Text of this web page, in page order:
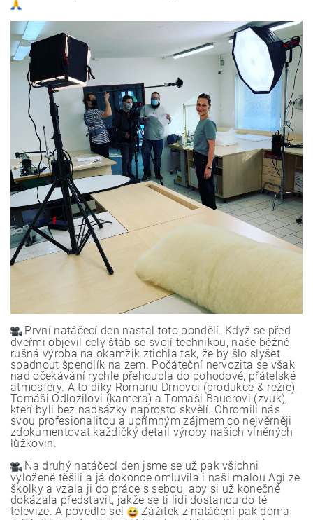
První natáčecí den nastal toto pondělí. Když se před
dveřmi objevil celý štáb se svojí technikou, naše běžně
rušná výroba na okamžik ztichla tak, že by šlo slyšet
spadnout špendlík na zem. Počáteční nervozita se však
nad očekávání rychle přehoupla do pohodové, přátelské
atmosféry. A to díky Romanu Drnovci (produkce & režie),
Tomáši Odložilovi (kamera) a Tomáši Bauerovi (zvuk),
kteří byli bez nadsázky naprosto skvělí. Ohromili nás
svou profesionalitou a upřímným zájmem co nejvěrněji
zdokumentovat každičký detail výroby našich vlněných
lůžkovin.
Na druhý natáčecí den jsme se už pak všichni
vyloženě těšili a já dokonce omluvila i naši malou Agi ze
školky a vzala ji do práce s sebou, aby si už konečně
dokázala představit, jakže se ti lidi dostanou do té
televize. A povedlo se!
Zážitek z natáčení pak doma